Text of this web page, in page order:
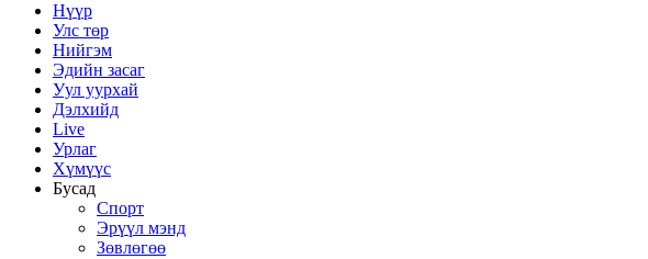
Нүүр
Улс төр
Нийгэм
Эдийн засаг
Уул уурхай
Дэлхийд
Live
Урлаг
Хүмүүс
Бусад
Спорт
Эрүүл мэнд
Зөвлөгөө